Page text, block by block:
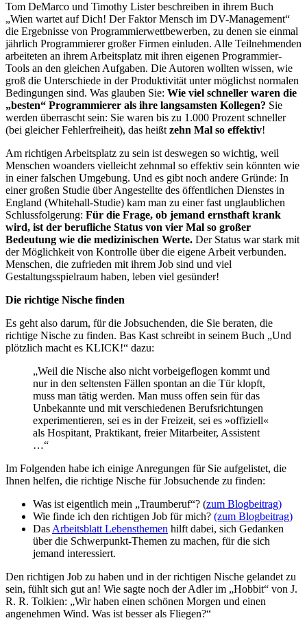
Tom DeMarco und Timothy Lister beschreiben in ihrem Buch
„Wien wartet auf Dich! Der Faktor Mensch im DV-Management“
die Ergebnisse von Programmierwettbewerben, zu denen sie einmal
jährlich Programmierer großer Firmen einluden. Alle Teilnehmenden
arbeiteten an ihrem Arbeitsplatz mit ihren eigenen Programmier-
Tools an den gleichen Aufgaben. Die Autoren wollten wissen, wie
groß die Unterschiede in der Produktivität unter möglichst normalen
Bedingungen sind. Was glauben Sie: Wie viel schneller waren die
„besten“ Programmierer als ihre langsamsten Kollegen? Sie
werden überrascht sein: Sie waren bis zu 1.000 Prozent schneller
(bei gleicher Fehlerfreiheit), das heißtzehn Mal so effektiv!
Am richtigen Arbeitsplatz zu sein ist deswegen so wichtig, weil
Menschen woanders vielleicht zehnmal so effektiv sein könnten wie
in einer falschen Umgebung. Und es gibt noch andere Gründe: In
einer großen Studie über Angestellte des öffentlichen Dienstes in
England (Whitehall-Studie) kam man zu einer fast unglaublichen
Schlussfolgerung: Für die Frage, ob jemand ernsthaft krank
wird, ist der berufliche Status von vier Mal so großer
Bedeutung wie die medizinischen Werte. Der Status war stark mit
der Möglichkeit von Kontrolle über die eigene Arbeit verbunden.
Menschen, die zufrieden mit ihrem Job sind und viel
Gestaltungsspielraum haben, leben viel gesünder!
Die richtige Nische finden
Es geht also darum, für die Jobsuchenden, die Sie beraten, die
richtige Nische zu finden. Bas Kast schreibt in seinem Buch „Und
plötzlich macht es KLICK!“ dazu:
„Weil die Nische also nicht vorbeigeflogen kommt und
nur in den seltensten Fällen spontan an die Tür klopft,
muss man tätig werden. Man muss offen sein für das
Unbekannte und mit verschiedenen Berufsrichtungen
experimentieren, sei es in der Freizeit, sei es »offiziell«
als Hospitant, Praktikant, freier Mitarbeiter, Assistent
…“
Im Folgenden habe ich einige Anregungen für Sie aufgelistet, die
Ihnen helfen, die richtige Nische für Jobsuchende zu finden:
Was ist eigentlich mein „Traumberuf“? (zum Blogbeitrag)
Wie finde ich den richtigen Job für mich? (zum Blogbeitrag)
DasArbeitsblatt Lebensthemen hilft dabei, sich Gedanken
über die Schwerpunkt-Themen zu machen, für die sich
jemand interessiert.
Den richtigen Job zu haben und in der richtigen Nische gelandet zu
sein, fühlt sich gut an! Wie sagte noch der Adler im „Hobbit“ von J.
R. R. Tolkien: „Wir haben einen schönen Morgen und einen
angenehmen Wind. Was ist besser als Fliegen?“